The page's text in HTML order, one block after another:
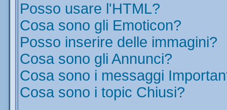
Posso usare l'HTML?
Cosa sono gli Emoticon?
Posso inserire delle immagini?
Cosa sono gli Annunci?
Cosa sono i messaggi
Cosa sono i topic Chiusi?